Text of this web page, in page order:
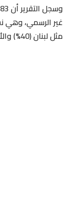
غير الرسمي، وهي
مثل لبنان (40%) والأردن (50%).